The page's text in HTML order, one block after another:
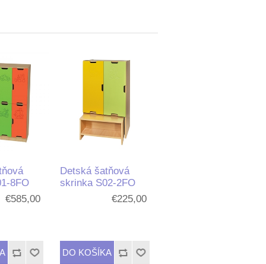
8FO
€585,00
Detská šatňová
skrinka S02-2FO
€225,00